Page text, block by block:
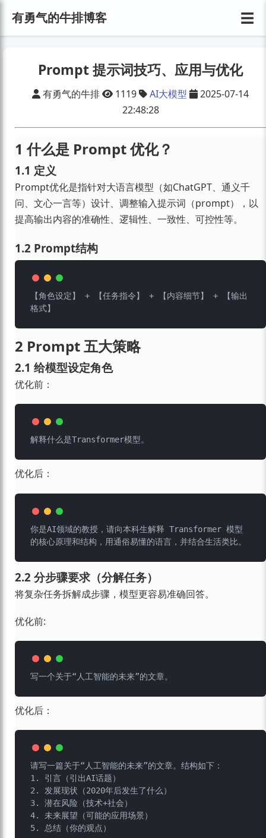
有勇气的牛排博客 ☰
Prompt 提示词技巧、应用与优化
有勇气的牛排 1119 AI大模型
2025-07-14
22:48:28
1 什么是 Prompt 优化？
1.1 定义
Prompt优化是指针对大语言模型（如ChatGPT、通义千
问、文心一言等）设计、调整输入提示词（prompt），以
提高输出内容的准确性、逻辑性、一致性、可控性等。
1.2 Prompt结构
【角色设定】 + 【任务指令】 + 【内容细节】 + 【输出
2 Prompt 五大策略
2.1 给模型设定角色
优化前：
优化后：
你是AI领域的教授，请向本科生解释 Transformer 模型
2.2 分步骤要求（分解任务）
将复杂任务拆解成步骤，模型更容易准确回答。
优化前:
优化后：
请写一篇关于“人工智能的未来”的文章。结构如下：
1. 引言（引出AI话题）
2. 发展现状（2020年后发生了什么）
3. 潜在风险（技术+社会）
4. 未来展望（可能的应用场景）